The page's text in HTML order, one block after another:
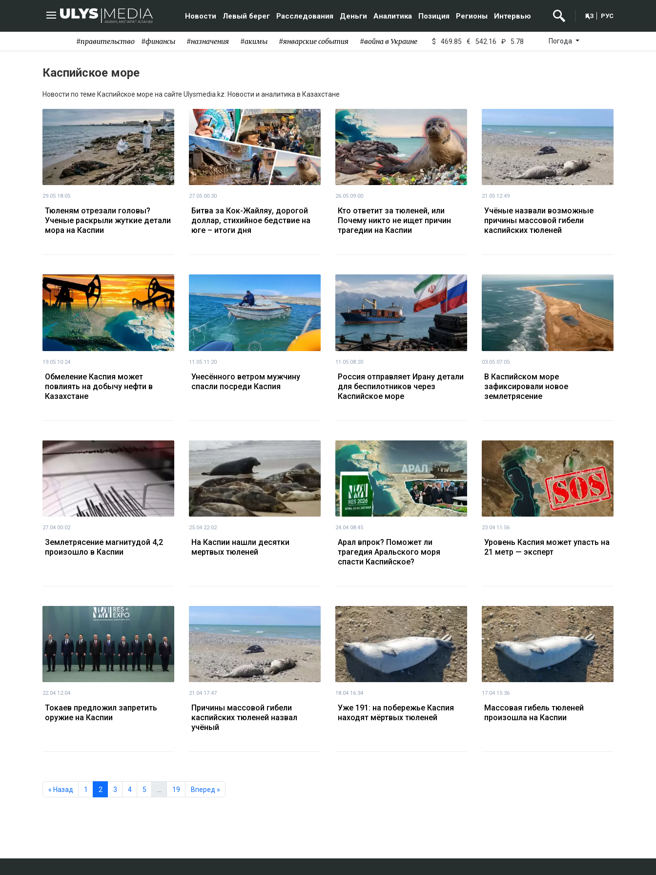
Новости Левый берег Расследования Деньги Аналитика Позиция Регионы Интервью ҚАЗ РУС
#правительство #финансы #назначения #акимы #январские события #война в Украине $ 469.85 € 542.16 ₽ 5.78 Погода
Каспийское море
Новости по теме Каспийское море на сайте Ulysmedia.kz: Новости и аналитика в Казахстане
29.05 18:05
Тюленям отрезали головы?
Ученые раскрыли жуткие детали
мора на Каспии
27.05 00:30
Битва за Кок-Жайляу, дорогой
доллар, стихийное бедствие на
юге – итоги дня
26.05 09:00
Кто ответит за тюленей, или
Почему никто не ищет причин
трагедии на Каспии
21.05 12:49
Учёные назвали возможные
причины массовой гибели
каспийских тюленей
19.05 10:24
Обмеление Каспия может
повлиять на добычу нефти в
Казахстане
11.05 11:20
Унесённого ветром мужчину
спасли посреди Каспия
11.05 08:20
Россия отправляет Ирану детали
для беспилотников через
Каспийское море
03.05 07:05
В Каспийском море
зафиксировали новое
землетрясение
27.04 00:02
Землетрясение магнитудой 4,2
произошло в Каспии
25.04 22:02
На Каспии нашли десятки
мертвых тюленей
24.04 08:45
Арал впрок? Поможет ли
трагедия Аральского моря
спасти Каспийское?
23.04 11:56
Уровень Каспия может упасть на
21 метр — эксперт
22.04 12:04
Токаев предложил запретить
оружие на Каспии
21.04 17:47
Причины массовой гибели
каспийских тюленей назвал
учёный
18.04 16:34
Уже 191: на побережье Каспия
находят мёртвых тюленей
17.04 15:36
Массовая гибель тюленей
произошла на Каспии
« Назад 1 2 3 4 5 19 Вперед »